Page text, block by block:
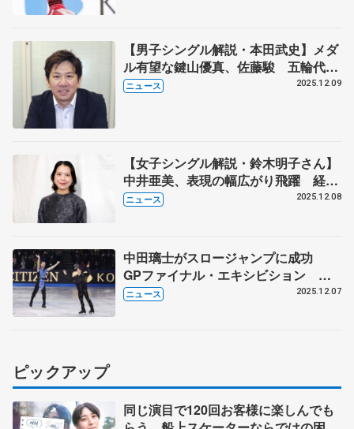
【男子シングル解説・本田武史】メダ
ル有望な鍵山優真、佐藤駿 五輪代表
３枠目争いは三浦佳生か友野一希か
ニュース 2025.12.09
【女子シングル解説・鈴木明子さん】
中井亜美、表現の幅広がり飛躍 経験
生かした坂本花織
ニュース 2025.12.08
中田璃士がスロージャンプに成功
GPファイナル・エキシビション り
くりゅう迫力の滑り 中井亜美、鍵山
ニュース 2025.12.07
ピックアップ
同じ演目で120回お客様に楽しんでも